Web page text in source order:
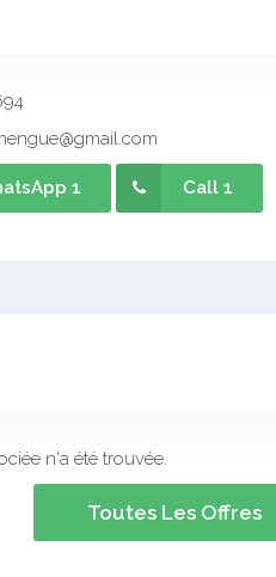
1 Call 1
n'a été trouvée.
Toutes Les Offres